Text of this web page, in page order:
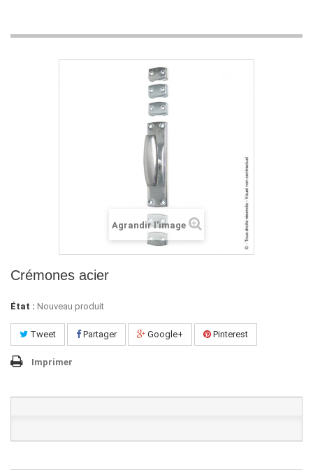
Agrandir l'image
Crémones acier
État : Nouveau produit
Tweet Partager Google+ Pinterest
Imprimer